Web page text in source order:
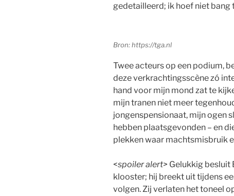
gedetailleerd; ik hoef niet bang
Bron: https://tga.nl
Twee acteurs op een podium,
deze verkrachtingsscène zó
hand voor mijn mond zat te
mijn tranen niet meer
jongenspensionaat, mijn ogen
hebben plaatsgevonden – en
plekken waar machtsmisbruik
<spoiler alert> Gelukkig besluit
klooster; hij breekt uit tijdens
volgen. Zij verlaten het toneel